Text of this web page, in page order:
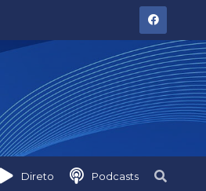
Direto Podcasts